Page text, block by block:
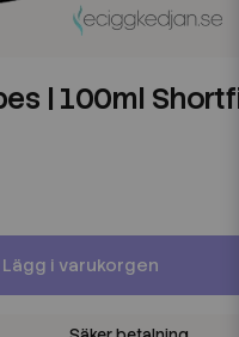
| 100ml
Lägg i varukorgen